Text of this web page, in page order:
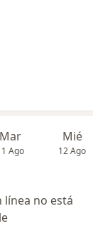
Mar
Ago
Mié
12 Ago
línea no está